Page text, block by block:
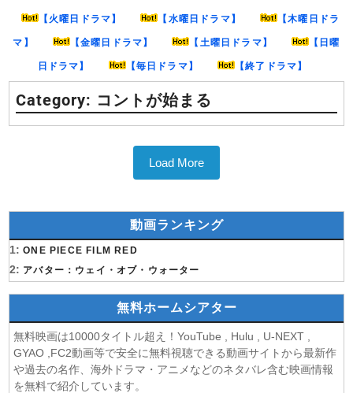
【火曜日ドラマ】 【水曜日ドラマ】 【木曜日ドラ
マ】 【金曜日ドラマ】 【土曜日ドラマ】 【日曜
日ドラマ】 【毎日ドラマ】 【終了ドラマ】
Category: コントが始まる
Load More
動画ランキング
1: ONE PIECE FILM RED
2: アバター：ウェイ・オブ・ウォーター
無料ホームシアター
無料映画は10000タイトル超え！YouTube , Hulu , U-NEXT ,
GYAO ,FC2動画等で安全に無料視聴できる動画サイトから最新作
や過去の名作、海外ドラマ・アニメなどのネタバレ含む映画情報
を無料で紹介しています。